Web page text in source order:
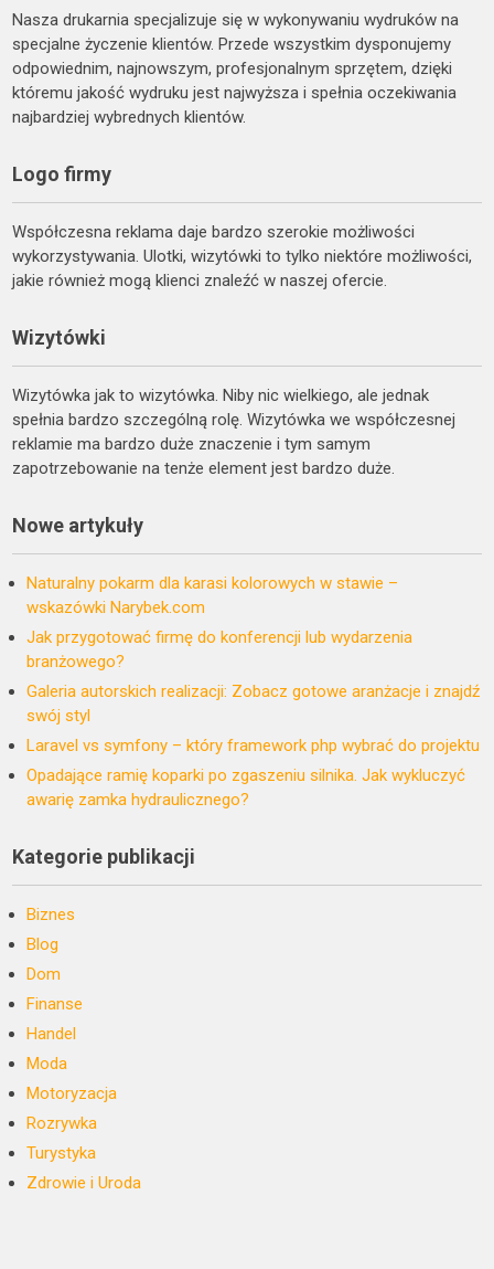
Nasza drukarnia specjalizuje się w wykonywaniu wydruków na
specjalne życzenie klientów. Przede wszystkim dysponujemy
odpowiednim, najnowszym, profesjonalnym sprzętem, dzięki
któremu jakość wydruku jest najwyższa i spełnia oczekiwania
najbardziej wybrednych klientów.
Logo firmy
Współczesna reklama daje bardzo szerokie możliwości
wykorzystywania. Ulotki, wizytówki to tylko niektóre możliwości,
jakie również mogą klienci znaleźć w naszej ofercie.
Wizytówki
Wizytówka jak to wizytówka. Niby nic wielkiego, ale jednak
spełnia bardzo szczególną rolę. Wizytówka we współczesnej
reklamie ma bardzo duże znaczenie i tym samym
zapotrzebowanie na tenże element jest bardzo duże.
Nowe artykuły
Naturalny pokarm dla karasi kolorowych w stawie –
wskazówki Narybek.com
Jak przygotować firmę do konferencji lub wydarzenia
branżowego?
Galeria autorskich realizacji: Zobacz gotowe aranżacje i znajdź
swój styl
Laravel vs symfony – który framework php wybrać do projektu
Opadające ramię koparki po zgaszeniu silnika. Jak wykluczyć
awarię zamka hydraulicznego?
Kategorie publikacji
Biznes
Blog
Dom
Finanse
Handel
Moda
Motoryzacja
Rozrywka
Turystyka
Zdrowie i Uroda